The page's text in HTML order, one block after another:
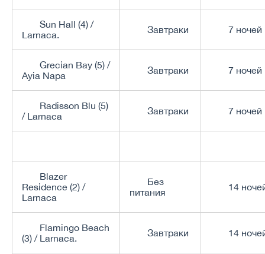
Sun Hall (4) /
Larnaca.
Завтраки 7 ночей
Grecian Bay (5) /
Ayia Napa
Завтраки 7 ночей
Radisson Blu (5)
/ Larnaca
Завтраки 7 ночей
Blazer
Residence (2) /
Larnaca
Без
питания
14
Flamingo Beach
(3) / Larnaca.
Завтраки 14